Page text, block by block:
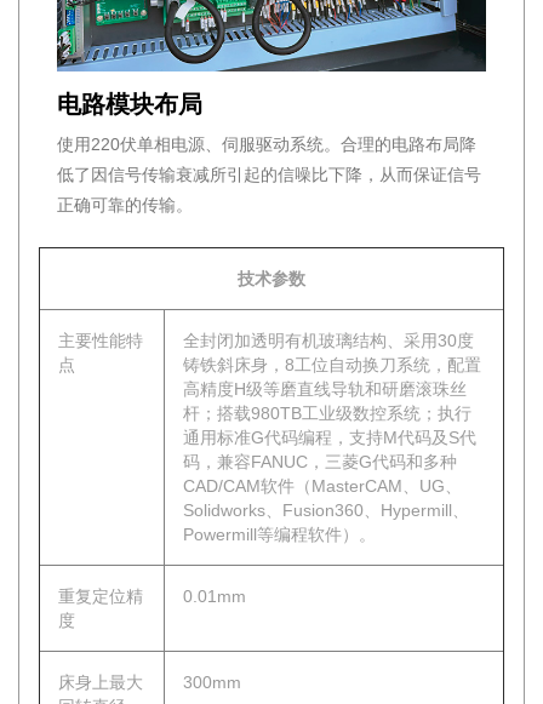
电路模块布局
使用220伏单相电源、伺服驱动系统。合理的电路布局降
低了因信号传输衰减所引起的信噪比下降，从而保证信号
正确可靠的传输。
技术参数
主要性能特
点
全封闭加透明有机玻璃结构、采用30度
铸铁斜床身，8工位自动换刀系统，配置
高精度H级等磨直线导轨和研磨滚珠丝
杆；搭载980TB工业级数控系统；执行
通用标准G代码编程，支持M代码及S代
码，兼容FANUC，三菱G代码和多种
CAD/CAM软件（MasterCAM、UG、
Solidworks、Fusion360、Hypermill、
Powermill等编程软件）。
重复定位精
度
0.01mm
床身上最大
300mm